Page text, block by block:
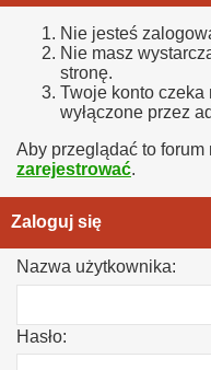
Nie jesteś
Nie masz
stronę.
Twoje konto czeka
wyłączone przez
Aby przeglądać to
zarejestrować.
Zaloguj się
Nazwa użytkownika:
Hasło: